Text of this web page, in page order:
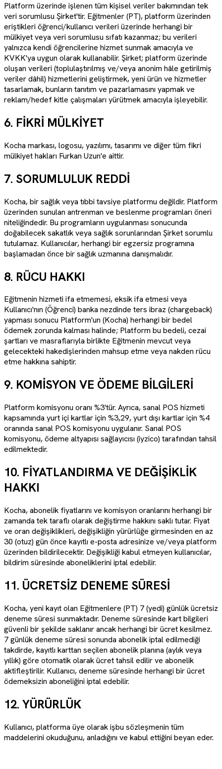
Platform üzerinde işlenen tüm kişisel veriler bakımından tek
veri sorumlusu Şirket'tir. Eğitmenler (PT), platform üzerinden
eriştikleri öğrenci/kullanıcı verileri üzerinde herhangi bir
mülkiyet veya veri sorumlusu sıfatı kazanmaz; bu verileri
yalnızca kendi öğrencilerine hizmet sunmak amacıyla ve
KVKK'ya uygun olarak kullanabilir. Şirket; platform üzerinde
oluşan verileri (toplulaştırılmış ve/veya anonim hâle getirilmiş
veriler dâhil) hizmetlerini geliştirmek, yeni ürün ve hizmetler
tasarlamak, bunların tanıtım ve pazarlamasını yapmak ve
reklam/hedef kitle çalışmaları yürütmek amacıyla işleyebilir.
6. FİKRİ MÜLKİYET
Kocha markası, logosu, yazılımı, tasarımı ve diğer tüm fikri
mülkiyet hakları Furkan Uzun'e aittir.
7. SORUMLULUK REDDİ
Kocha, bir sağlık veya tıbbi tavsiye platformu değildir. Platform
üzerinden sunulan antrenman ve beslenme programları öneri
niteliğindedir. Bu programların uygulanması sonucunda
doğabilecek sakatlık veya sağlık sorunlarından Şirket sorumlu
tutulamaz. Kullanıcılar, herhangi bir egzersiz programına
başlamadan önce bir sağlık uzmanına danışmalıdır.
8. RÜCU HAKKI
Eğitmenin hizmeti ifa etmemesi, eksik ifa etmesi veya
Kullanıcı'nın (Öğrenci) banka nezdinde ters ibraz (chargeback)
yapması sonucu Platform'un (Kocha) herhangi bir bedel
ödemek zorunda kalması halinde; Platform bu bedeli, cezai
şartları ve masraflarıyla birlikte Eğitmenin mevcut veya
gelecekteki hakedişlerinden mahsup etme veya nakden rücu
etme hakkına sahiptir.
9. KOMİSYON VE ÖDEME BİLGİLERİ
Platform komisyonu oranı %3'tür. Ayrıca, sanal POS hizmeti
kapsamında yurt içi kartlar için %3,29, yurt dışı kartlar için %4
oranında sanal POS komisyonu uygulanır. Sanal POS
komisyonu, ödeme altyapısı sağlayıcısı (iyzico) tarafından tahsil
edilmektedir.
10. FİYATLANDIRMA VE DEĞİŞİKLİK
HAKKI
Kocha, abonelik fiyatlarını ve komisyon oranlarını herhangi bir
zamanda tek taraflı olarak değiştirme hakkını saklı tutar. Fiyat
ve oran değişiklikleri, değişikliğin yürürlüğe girmesinden en az
30 (otuz) gün önce kayıtlı e-posta adresinize ve/veya platform
üzerinden bildirilecektir. Değişikliği kabul etmeyen kullanıcılar,
bildirim süresinde aboneliklerini iptal edebilir.
11. ÜCRETSİZ DENEME SÜRESİ
Kocha, yeni kayıt olan Eğitmenlere (PT) 7 (yedi) günlük ücretsiz
deneme süresi sunmaktadır. Deneme süresinde kart bilgileri
güvenli bir şekilde saklanır ancak herhangi bir ücret kesilmez.
7 günlük deneme süresi sonunda abonelik iptal edilmediği
takdirde, kayıtlı karttan seçilen abonelik planına (aylık veya
yıllık) göre otomatik olarak ücret tahsil edilir ve abonelik
aktifleştirilir. Kullanıcı, deneme süresinde herhangi bir ücret
ödemeksizin aboneliğini iptal edebilir.
12. YÜRÜRLÜK
Kullanıcı, platforma üye olarak işbu sözleşmenin tüm
maddelerini okuduğunu, anladığını ve kabul ettiğini beyan eder.